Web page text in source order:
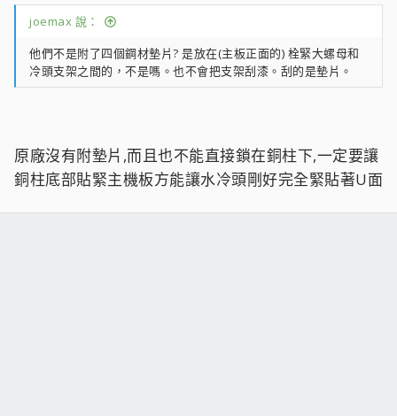
joemax 說：
他們不是附了四個鋼材墊片? 是放在(主板正面的) 栓緊大螺母和
冷頭支架之間的，不是嗎。也不會把支架刮漆。刮的是墊片。
原廠沒有附墊片,而且也不能直接鎖在銅柱下,一定要讓
銅柱底部貼緊主機板方能讓水冷頭剛好完全緊貼著U面